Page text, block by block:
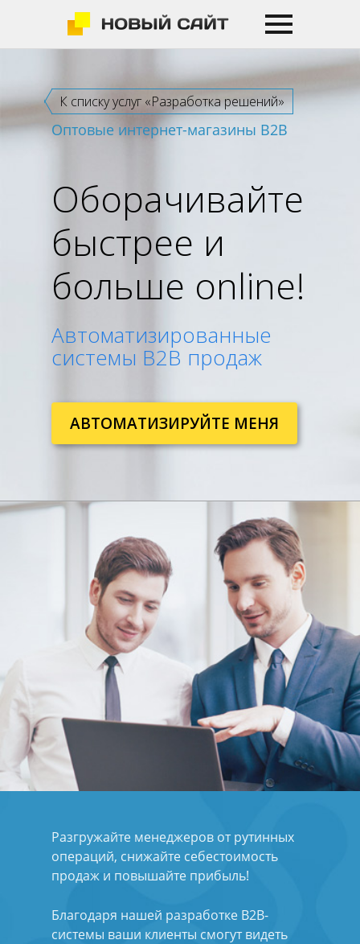
К списку услуг «Разработка решений»
Оптовые интернет-магазины B2B
Оборачивайте
быстрее и
больше online!
Автоматизированные
системы B2B продаж
АВТОМАТИЗИРУЙТЕ МЕНЯ
Разгружайте менеджеров от рутинных
операций, снижайте себестоимость
продаж и повышайте прибыль!
Благодаря нашей разработке B2B-
системы ваши клиенты смогут видеть